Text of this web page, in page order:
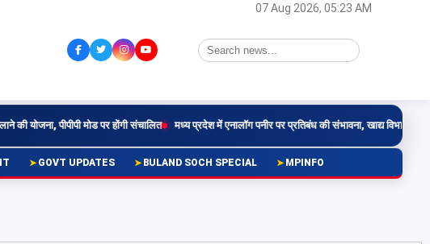
07 Aug 2026, 05:23 AM
पीपीपी मोड पर होंगी संचालित मध्य प्रदेश में एनालॉग पनीर पर प्रतिबंध की संभावना, खाद्य विभाग करेगा
GOVT UPDATES BULAND SOCH SPECIAL MPINFO